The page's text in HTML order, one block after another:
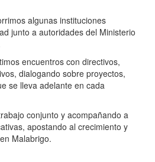
algunas instituciones
junto a autoridades del Ministerio
encuentros con directivos,
dialogando sobre proyectos,
se lleva adelante en cada
conjunto y acompañando a
apostando al crecimiento y
Malabrigo.